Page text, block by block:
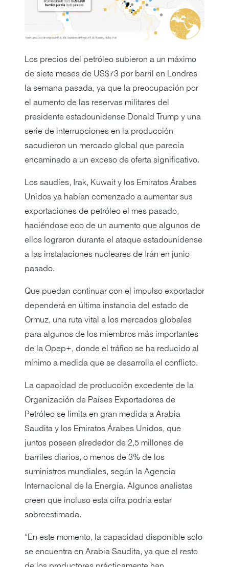
Los precios del petróleo subieron a un máximo
de siete meses de US$73 por barril en Londres
la semana pasada, ya que la preocupación por
el aumento de las reservas militares del
presidente estadounidense Donald Trump y una
serie de interrupciones en la producción
sacudieron un mercado global que parecía
encaminado a un exceso de oferta significativo.
Los saudíes, Irak, Kuwait y los Emiratos Árabes
Unidos ya habían comenzado a aumentar sus
exportaciones de petróleo el mes pasado,
haciéndose eco de un aumento que algunos de
ellos lograron durante el ataque estadounidense
a las instalaciones nucleares de Irán en junio
pasado.
Que puedan continuar con el impulso exportador
dependerá en última instancia del estado de
Ormuz, una ruta vital a los mercados globales
para algunos de los miembros más importantes
de la Opep+, donde el tráfico se ha reducido al
mínimo a medida que se desarrolla el conflicto.
La capacidad de producción excedente de la
Organización de Países Exportadores de
Petróleo se limita en gran medida a Arabia
Saudita y los Emiratos Árabes Unidos, que
juntos poseen alrededor de 2,5 millones de
barriles diarios, o menos de 3% de los
suministros mundiales, según la Agencia
Internacional de la Energía. Algunos analistas
creen que incluso esta cifra podría estar
sobreestimada.
“En este momento, la capacidad disponible solo
se encuentra en Arabia Saudita, ya que el resto